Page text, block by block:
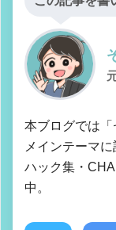
本ブログでは
メインテーマ
ハック集・
中。